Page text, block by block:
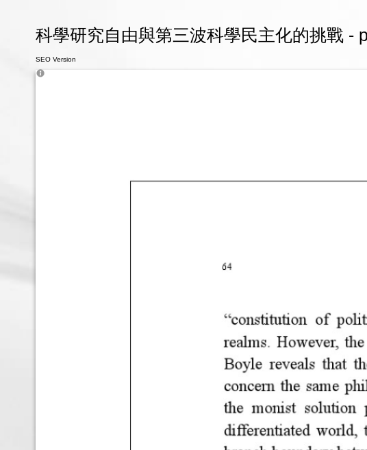
科學研究自由與第三波科學民主化的挑戰 -
SEO Version